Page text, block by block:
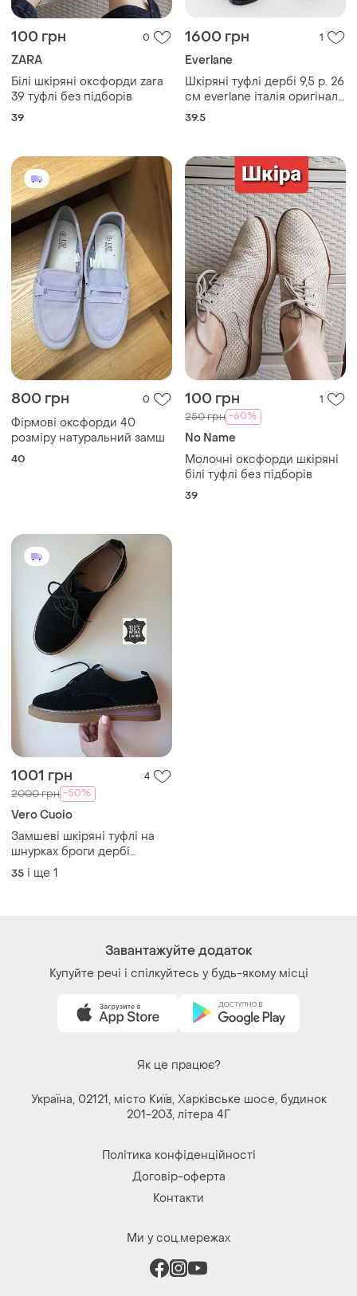
100 грн 0
ZARA
Білі шкіряні оксфорди zara
39 туфлі без підборів
39
1600 грн 1
Everlane
Шкіряні туфлі дербі 9,5 р. 26
см everlane італія оригінал
натуральна шкіра
39.5
800 грн 0
Фірмові оксфорди 40
розміру натуральний замш
40
100 грн 1
250 грн -60%
No Name
Молочні оксфорди шкіряні
білі туфлі без підборів
39
1001 грн 4
2000 грн -50%
Vero Cuoio
Замшеві шкіряні туфлі на
шнурках броги дербі
оксфорди черевики
35 і ще 1
Завантажуйте додаток
Купуйте речі і спілкуйтесь у будь-якому місці
Як це працює?
Україна, 02121, місто Київ, Харківське шосе, будинок
201-203, літера 4Г
Політика конфіденційності
Договір-оферта
Контакти
Ми у соц.мережах